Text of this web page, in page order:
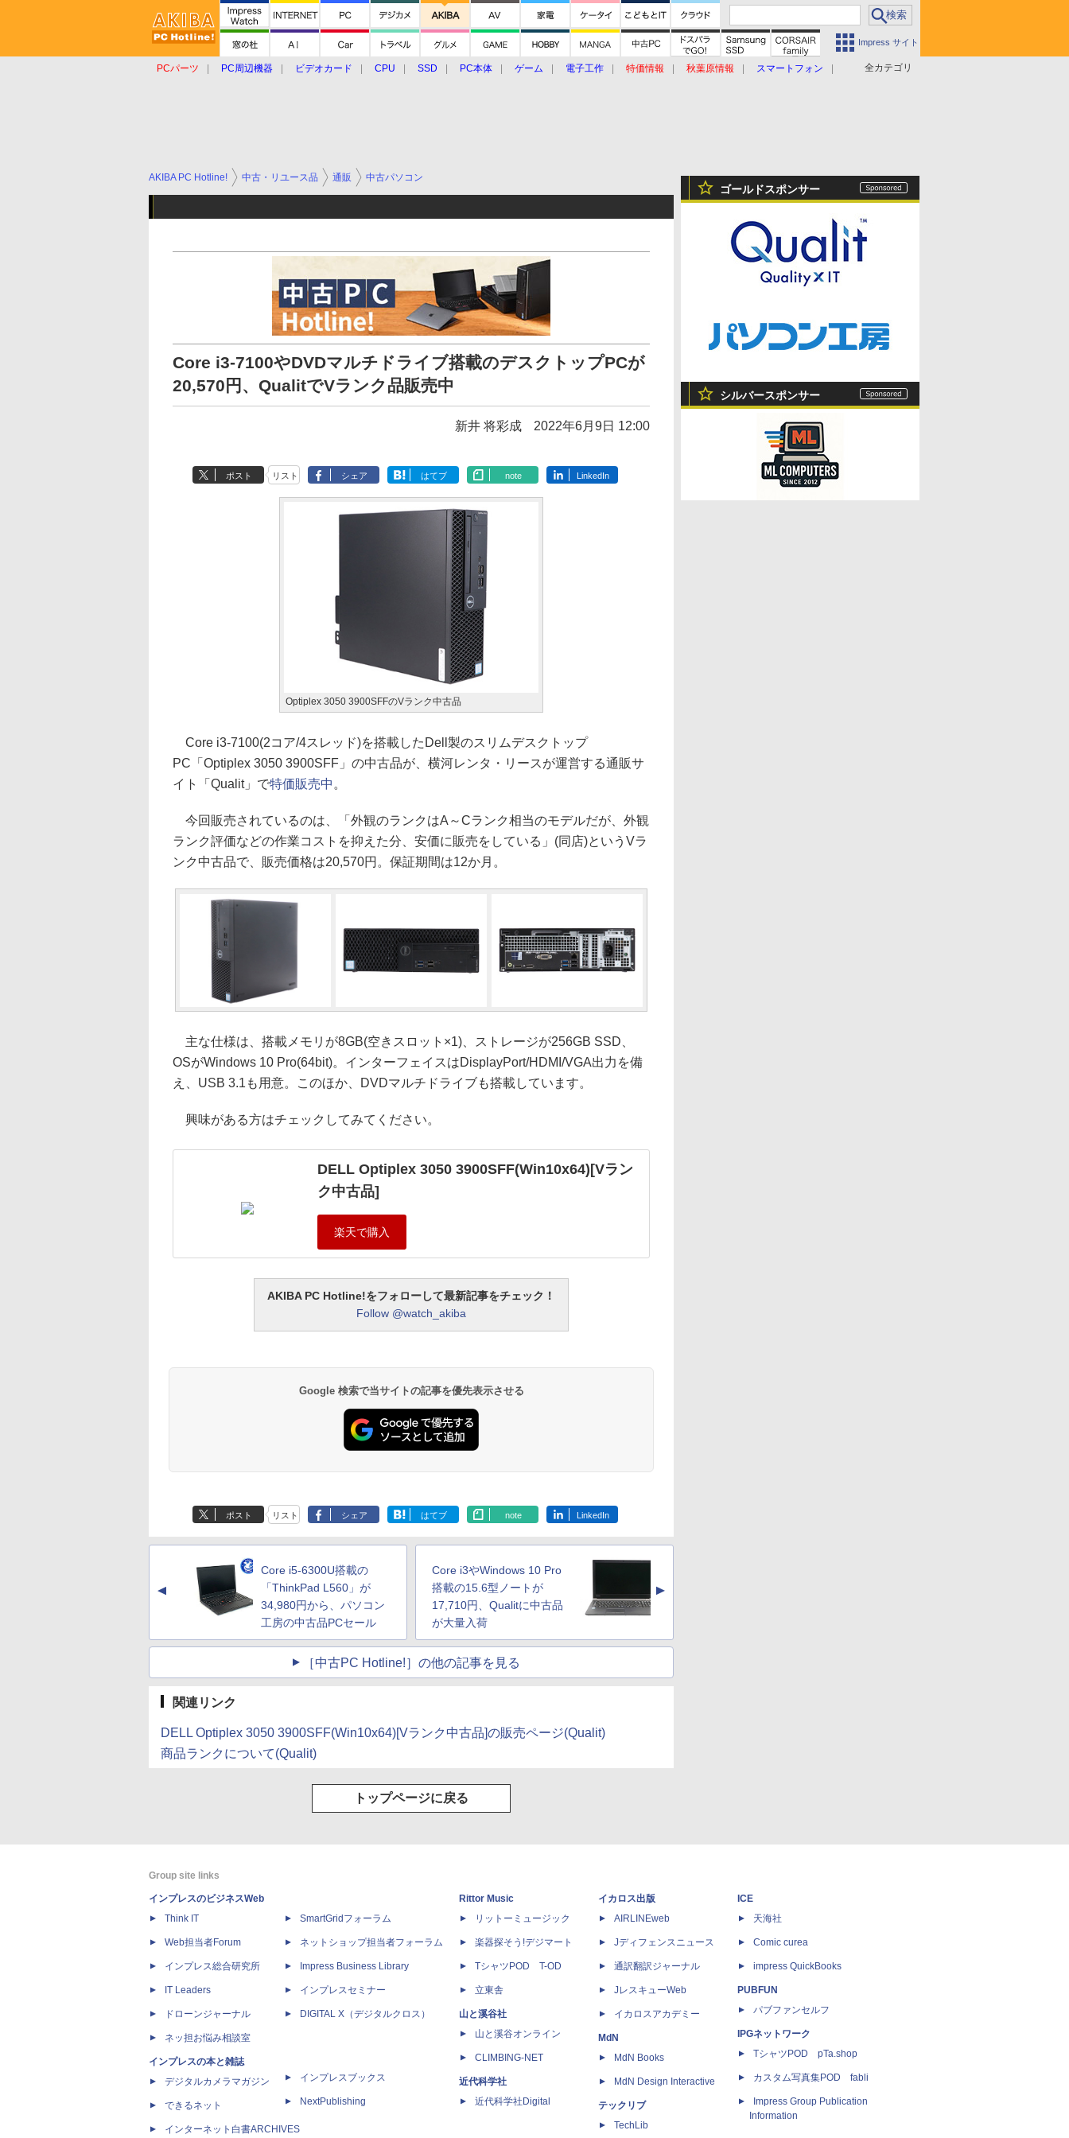
Impress サイト
全カテゴリ
PCパーツ PC周辺機器 ビデオカード CPU SSD PC本体 ゲーム 電子工作 特価情報 秋葉原情報
スマートフォン
ゴールドスポンサー
シルバースポンサー
AKIBA PC Hotline! 中古・リユース品 通販 中古パソコン
Core i3-7100やDVDマルチドライブ搭載のデスクトップPCが
20,570円、QualitでVランク品販売中
新井 将彩成 2022年6月9日 12:00
ポスト リスト シェア はてブ note LinkedIn
Optiplex 3050 3900SFFのVランク中古品
Core i3-7100(2コア/4スレッド)を搭載したDell製のスリムデスクトップ
PC「Optiplex 3050 3900SFF」の中古品が、横河レンタ・リースが運営する通販サ
イト「Qualit」で特価販売中 。
今回販売されているのは、「外観のランクはA～Cランク相当のモデルだが、外観
ランク評価などの作業コストを抑えた分、安価に販売をしている」(同店)というVラ
ンク中古品で、販売価格は20,570円。保証期間は12か月。
主な仕様は、搭載メモリが8GB(空きスロット×1)、ストレージが256GB SSD、
OSがWindows 10 Pro(64bit)。インターフェイスはDisplayPort/HDMI/VGA出力を備
え、USB 3.1も用意。このほか、DVDマルチドライブも搭載しています。
興味がある方はチェックしてみてください。
DELL Optiplex 3050 3900SFF(Win10x64)[Vラン
ク中古品]
AKIBA PC Hotline!をフォローして最新記事をチェック！
Follow @watch_akiba
Google 検索で当サイトの記事を優先表示させる
ポスト リスト シェア はてブ note LinkedIn
▲
Core i5-6300U搭載の
「ThinkPad L560」が
34,980円から、パソコン
工房の中古品PCセール
Core i3やWindows 10 Pro
搭載の15.6型ノートが
17,710円、Qualitに中古品
が大量入荷
▲
［中古PC Hotline!］の他の記事を見る
関連リンク
DELL Optiplex 3050 3900SFF(Win10x64)[Vランク中古品]の販売ページ(Qualit)
商品ランクについて(Qualit)
トップページに戻る
Group site links
インプレスのビジネスWeb
Think IT
Web担当者Forum
インプレス総合研究所
IT Leaders
ドローンジャーナル
ネッ担お悩み相談室
インプレスの本と雑誌
デジタルカメラマガジン
できるネット
インターネット白書ARCHIVES
SmartGridフォーラム
ネットショップ担当者フォーラム
Impress Business Library
インプレスセミナー
DIGITAL X（デジタルクロス）
インプレスブックス
NextPublishing
Rittor Music
リットーミュージック
楽器探そう!デジマート
TシャツPOD T-OD
立東舎
山と溪谷社
山と溪谷オンライン
CLIMBING-NET
近代科学社
近代科学社Digital
イカロス出版
AIRLINEweb
Jディフェンスニュース
通訳翻訳ジャーナル
JレスキューWeb
イカロスアカデミー
MdN
MdN Books
MdN Design Interactive
テックリブ
TechLib
ICE
天海社
Comic curea
impress QuickBooks
PUBFUN
パブファンセルフ
IPGネットワーク
TシャツPOD pTa.shop
カスタム写真集POD fabli
Impress Group Publication
Information